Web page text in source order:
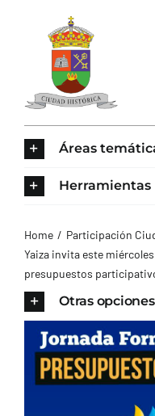
contenido
AYUNTAMIENTO
TURISMO
CONTACTO
Áreas
Herramientas
Home
Participación
Yaiza invita este
presupuestos
Otras opciones